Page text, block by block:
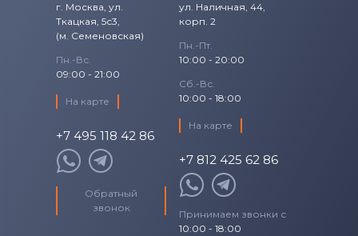
Вентиляторы (кулеры) Asus
Вентиляторы (кулеры)Alienware
Вентиляторы (кулеры) Casper
г. Москва, ул.
Ткацкая, 5с3,
(м. Семеновская)
Пн.-Вс.
09:00 - 21:00
На карте
+7 495 118 42 86
Обратный
звонок
ул. Наличная, 44,
корп. 2
Пн.-Пт.
10:00 - 20:00
Сб.-Вс.
10:00 - 18:00
На карте
+7 812 425 62 86
Принимаем звонки с
10:00 - 18:00